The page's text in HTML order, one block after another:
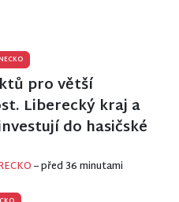
pro větší
Liberecký kraj a
do hasičské
– před 36 minutami